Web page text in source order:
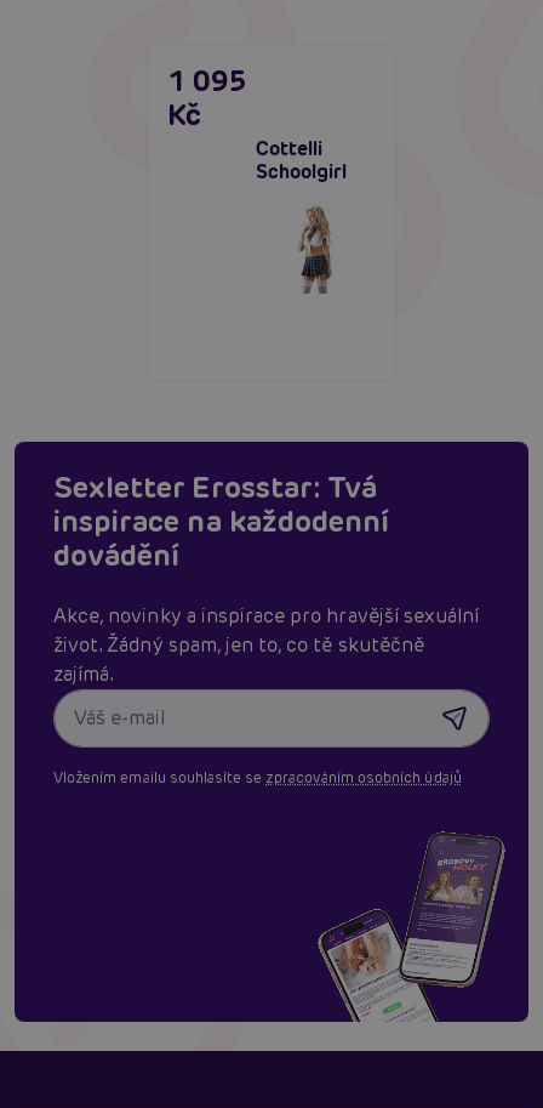
Cottelli
Schoolgirl
1 095
Kč
Sexletter Erosstar: Tvá
inspirace na každodenní
dovádění
Akce, novinky a inspirace pro hravější sexuální
život. Žádný spam, jen to, co tě skutěčně
zajímá.
Vložením emailu souhlasíte se zpracováním osobních údajů